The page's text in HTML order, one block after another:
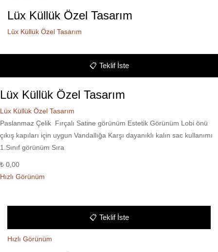
Lüx Küllük Özel Tasarım
Lüx Küllük Özel Tasarım
📋 Teklif İste
Lüx Küllük Özel Tasarım
Lüx Küllük Özel Tasarım
Paslanmaz Çelik Fırçalı Satine görünüm Estetik Görünüm Lobi önü
çıkış kapıları için uygun Vandallığa Karşı dayanıklı kalın sac kullanımı
1.Sınıf görünüm Sıra
₺ 0,00
Hızlı Görünüm
📋 Teklif İste
Hızlı Görünüm